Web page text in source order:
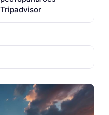
Tripadvisor